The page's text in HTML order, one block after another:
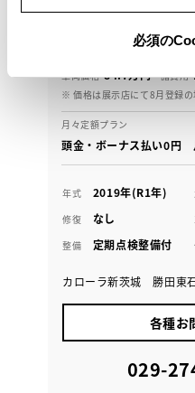
必須の
95.7
車両価格 84.7万円 諸費用
※ 価格は展示店にて8月登録の
月々定額プラン
頭金・ボーナス払い0円
年式 2019年(R1年)
修復 なし
整備 定期点検整備付
カローラ新茨城 勝田東
各種お
029-